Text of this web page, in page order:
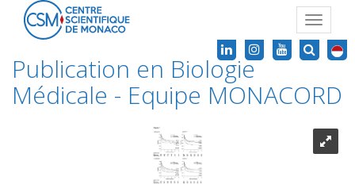
Toggle
Publication en Biologie
Médicale - Equipe MONACORD